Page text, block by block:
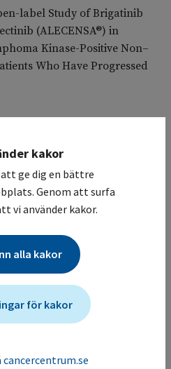
label Study of Brigatinib
(ALECENSA®) in
Kinase-Positive Non–
Who Have Progressed
med Brigatinib
i början av
övergår i besök en gång per
datortomografi första året
för vårdgivare
kakor
ge dig en bättre
Genom att surfa
vi använder kakor.
alla kakor
för kakor
cancercentrum.se